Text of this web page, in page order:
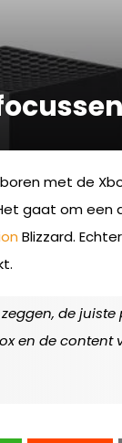
met de
gaat om
Blizzard.
de
en de